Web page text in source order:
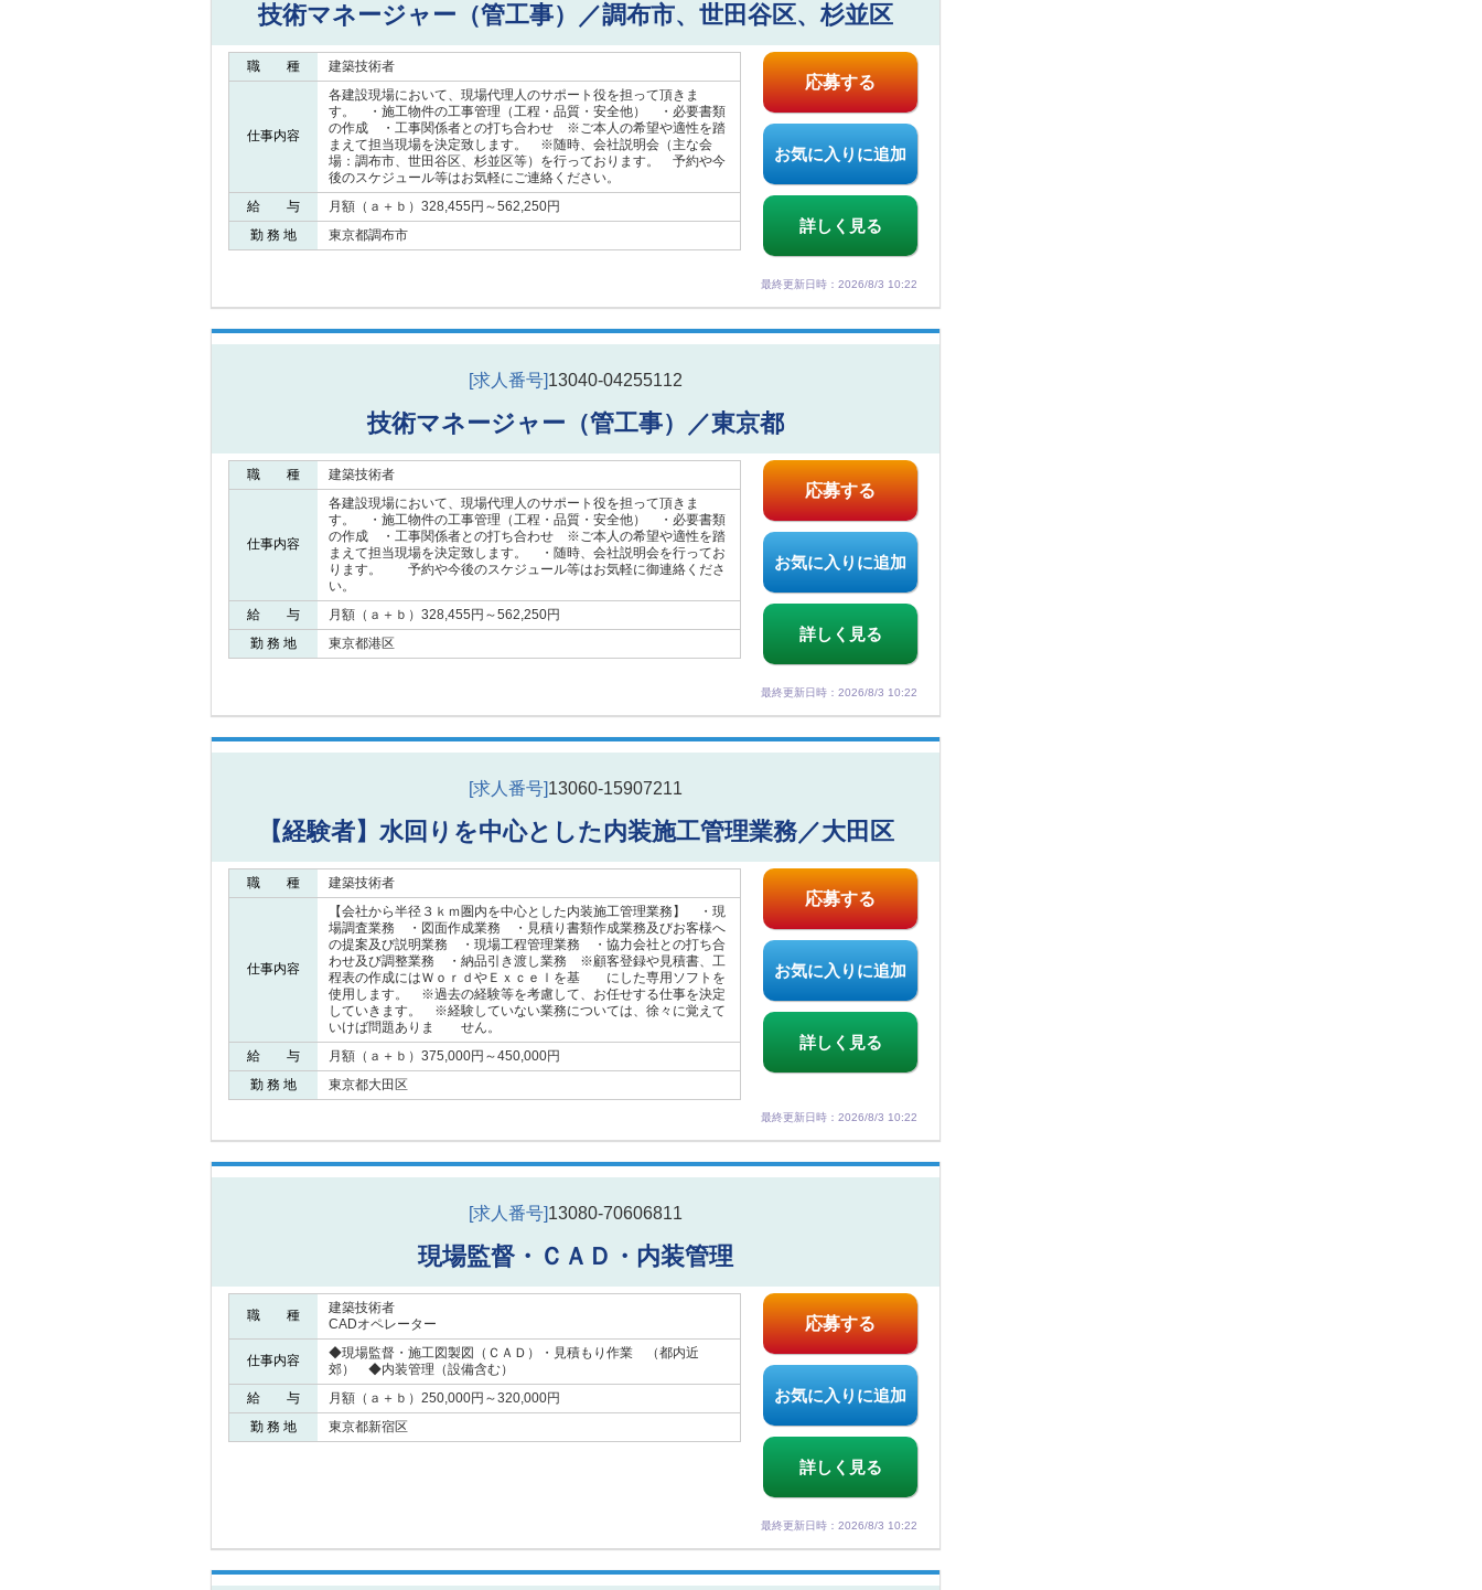
技術マネージャー（管工事）／調布市、世田谷区、杉並区
職 種 建築技術者
仕事内容
各建設現場において、現場代理人のサポート役を担って頂きま
す。 ・施工物件の工事管理（工程・品質・安全他） ・必要書類
の作成 ・工事関係者との打ち合わせ ※ご本人の希望や適性を踏
まえて担当現場を決定致します。 ※随時、会社説明会（主な会
場：調布市、世田谷区、杉並区等）を行っております。 予約や今
後のスケジュール等はお気軽にご連絡ください。
給 与
月額（ａ＋ｂ）328,455円～562,250円
勤 務 地
東京都調布市
応募する
お気に入りに追加
詳しく見る
最終更新日時：2026/8/3 10:22
[求人番号]13040-04255112
技術マネージャー（管工事）／東京都
職 種 建築技術者
仕事内容
各建設現場において、現場代理人のサポート役を担って頂きま
す。 ・施工物件の工事管理（工程・品質・安全他） ・必要書類
の作成 ・工事関係者との打ち合わせ ※ご本人の希望や適性を踏
まえて担当現場を決定致します。 ・随時、会社説明会を行ってお
ります。 予約や今後のスケジュール等はお気軽に御連絡くださ
い。
給 与
月額（ａ＋ｂ）328,455円～562,250円
勤 務 地
東京都港区
応募する
お気に入りに追加
詳しく見る
最終更新日時：2026/8/3 10:22
[求人番号]13060-15907211
【経験者】水回りを中心とした内装施工管理業務／大田区
職 種 建築技術者
仕事内容
【会社から半径３ｋｍ圏内を中心とした内装施工管理業務】 ・現
場調査業務 ・図面作成業務 ・見積り書類作成業務及びお客様へ
の提案及び説明業務 ・現場工程管理業務 ・協力会社との打ち合
わせ及び調整業務 ・納品引き渡し業務 ※顧客登録や見積書、工
程表の作成にはＷｏｒｄやＥｘｃｅｌを基 にした専用ソフトを
使用します。 ※過去の経験等を考慮して、お任せする仕事を決定
していきます。 ※経験していない業務については、徐々に覚えて
いけば問題ありま せん。
給 与
月額（ａ＋ｂ）375,000円～450,000円
勤 務 地
東京都大田区
応募する
お気に入りに追加
詳しく見る
最終更新日時：2026/8/3 10:22
[求人番号]13080-70606811
現場監督・ＣＡＤ・内装管理
職 種
建築技術者
CADオペレーター
仕事内容
◆現場監督・施工図製図（ＣＡＤ）・見積もり作業 （都内近
郊） ◆内装管理（設備含む）
給 与
月額（ａ＋ｂ）250,000円～320,000円
勤 務 地
東京都新宿区
応募する
お気に入りに追加
詳しく見る
最終更新日時：2026/8/3 10:22